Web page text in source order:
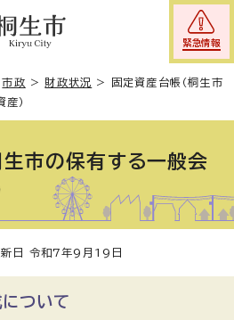
緊急情報
市政 > 財政状況 >
固定資産台帳（桐生市
）
生市の保有する一般会
日 令和7年9月19日
ついて